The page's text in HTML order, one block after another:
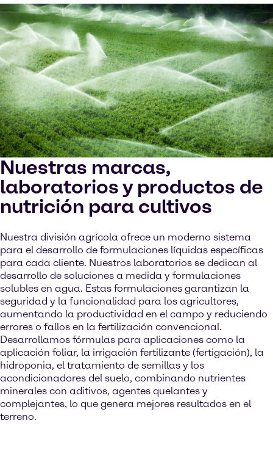
Nuestras marcas,
laboratorios y productos de
nutrición para cultivos
Nuestra división agrícola ofrece un moderno sistema
para el desarrollo de formulaciones líquidas específicas
para cada cliente. Nuestros laboratorios se dedican al
desarrollo de soluciones a medida y formulaciones
solubles en agua. Estas formulaciones garantizan la
seguridad y la funcionalidad para los agricultores,
aumentando la productividad en el campo y reduciendo
errores o fallos en la fertilización convencional.
Desarrollamos fórmulas para aplicaciones como la
aplicación foliar, la irrigación fertilizante (fertigación), la
hidroponia, el tratamiento de semillas y los
acondicionadores del suelo, combinando nutrientes
minerales con aditivos, agentes quelantes y
complejantes, lo que genera mejores resultados en el
terreno.